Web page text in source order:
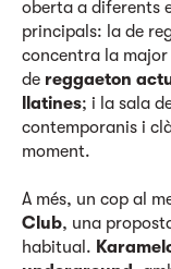
oberta a diferents
principals: la de
concentra la
de reggaeton
llatines; i la sala
contemporanis i
moment.
A més, un cop al
Club, una
habitual.